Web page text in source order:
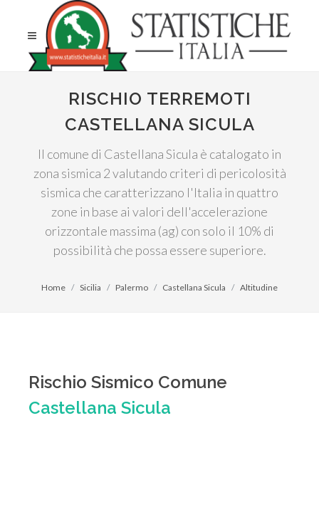
RISCHIO TERREMOTI
CASTELLANA SICULA
Il comune di Castellana Sicula è catalogato in
zona sismica 2 valutando criteri di pericolosità
sismica che caratterizzano l'Italia in quattro
zone in base ai valori dell'accelerazione
orizzontale massima (ag) con solo il 10% di
possibilità che possa essere superiore.
Home Sicilia Palermo Castellana Sicula Altitudine
Rischio Sismico Comune
Castellana Sicula